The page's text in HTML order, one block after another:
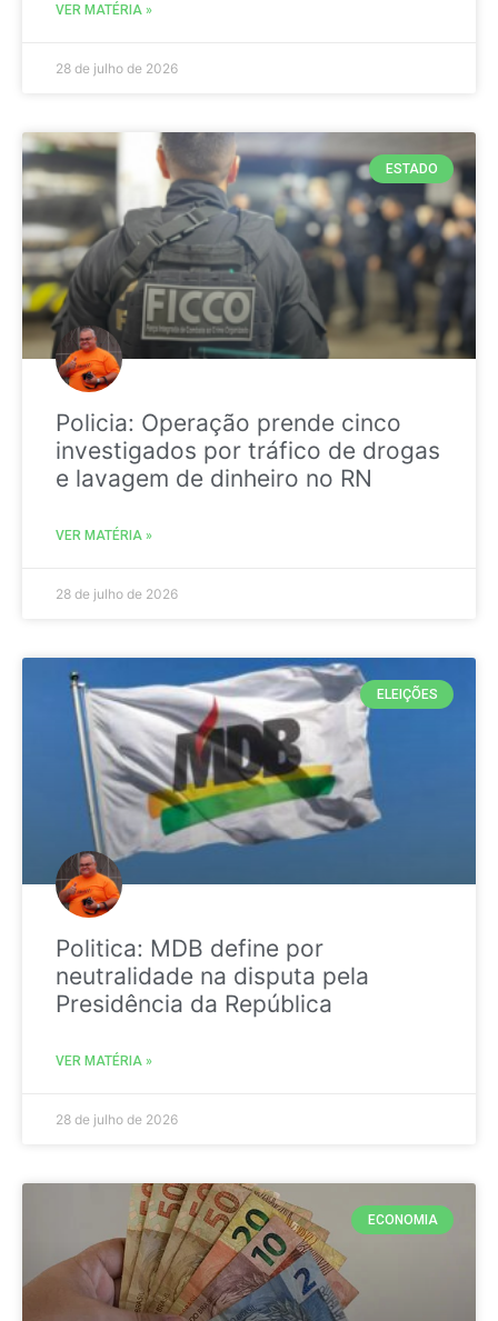
VER MATÉRIA »
28 de julho de 2026
ESTADO
Policia: Operação prende cinco
investigados por tráfico de drogas
e lavagem de dinheiro no RN
VER MATÉRIA »
28 de julho de 2026
ELEIÇÕES
Politica: MDB define por
neutralidade na disputa pela
Presidência da República
VER MATÉRIA »
28 de julho de 2026
ECONOMIA